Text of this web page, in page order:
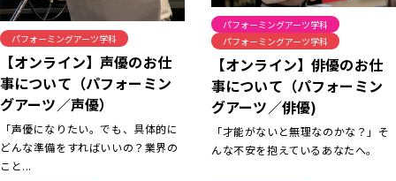
パフォーミングアーツ学科
【オンライン】声優のお仕
事について（パフォーミン
グアーツ／声優）
「声優になりたい。でも、具体的に
どんな準備をすればいいの？業界の
こと...
パフォーミングアーツ学科
パフォーミングアーツ学科
【オンライン】俳優のお仕
事について（パフォーミン
グアーツ／俳優)
「才能がないと無理なのかな？」そ
んな不安を抱えているあなたへ。